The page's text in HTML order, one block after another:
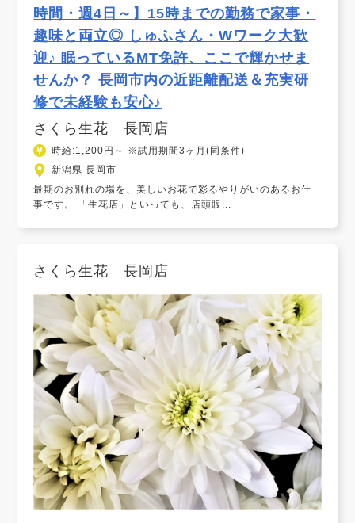
時間・週4日～】15時までの勤務で家事・
趣味と両立◎ しゅふさん・Wワーク大歓
迎♪ 眠っているMT免許、ここで輝かせま
せんか？ 長岡市内の近距離配送＆充実研
修で未経験も安心♪
さくら生花 長岡店
時給:1,200円～ ※試用期間3ヶ月(同条件)
新潟県 長岡市
最期のお別れの場を、美しいお花で彩るやりがいのあるお仕
事です。 「生花店」といっても、店頭販...
さくら生花 長岡店